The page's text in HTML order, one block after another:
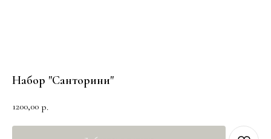
Набор "Санторини"
1200,00 р.